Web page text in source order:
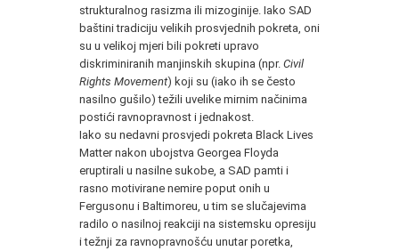
strukturalnog rasizma ili mizoginije. Iako SAD
baštini tradiciju velikih prosvjednih pokreta, oni
su u velikoj mjeri bili pokreti upravo
diskriminiranih manjinskih skupina (npr. Civil
Rights Movement) koji su (iako ih se često
nasilno gušilo) težili uvelike mirnim načinima
postići ravnopravnost i jednakost.
Iako su nedavni prosvjedi pokreta Black Lives
Matter nakon ubojstva Georgea Floyda
eruptirali u nasilne sukobe, a SAD pamti i
rasno motivirane nemire poput onih u
Fergusonu i Baltimoreu, u tim se slučajevima
radilo o nasilnoj reakciji na sistemsku opresiju
i težnji za ravnopravnošću unutar poretka,